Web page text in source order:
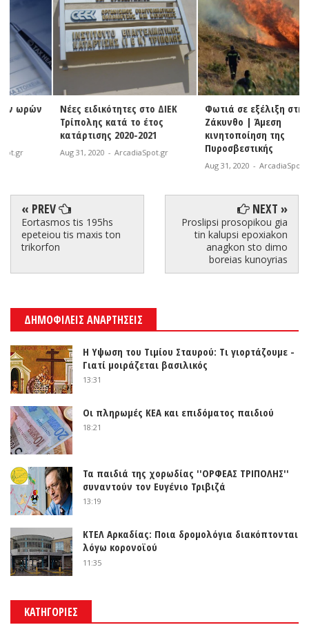
Νέες ειδικότητες στο ΔΙΕΚ
Τρίπολης κατά το έτος
κατάρτισης 2020-2021
Aug 31, 2020 - ArcadiaSpot.gr
Φωτιά σε εξέλιξη στη
Ζάκυνθο | Άμεση
κινητοποίηση της
Πυροσβεστικής
Aug 31, 2020 - ArcadiaSpot.gr
« PREV
Eortasmos tis 195hs
epeteiou tis maxis ton
trikorfon
NEXT »
Proslipsi prosopikou gia
tin kalupsi epoxiakon
anagkon sto dimo
boreias kunoyrias
ΔΗΜΟΦΙΛΕΙΣ ΑΝΑΡΤΗΣΕΙΣ
Η Υψωση του Τιμίου Σταυρού: Τι γιορτάζουμε -
Γιατί μοιράζεται βασιλικός
13:31
Οι πληρωμές ΚΕΑ και επιδόματος παιδιού
18:21
Τα παιδιά της χορωδίας ''ΟΡΦΕΑΣ ΤΡΙΠΟΛΗΣ''
συναντούν τον Ευγένιο Τριβιζά
13:19
ΚΤΕΛ Αρκαδίας: Ποια δρομολόγια διακόπτονται
λόγω κορονοϊού
11:35
ΚΑΤΗΓΟΡΙΕΣ